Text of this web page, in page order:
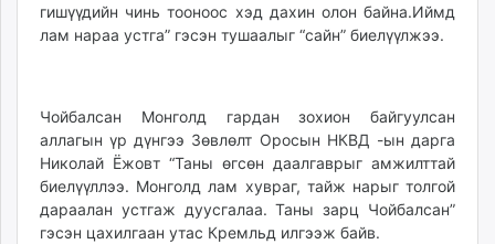
гишүүдийн чинь тооноос хэд дахин олон байна.Иймд
лам нараа устга” гэсэн тушаалыг “сайн” биелүүлжээ.
Чойбалсан Монголд гардан зохион байгуулсан
аллагын үр дүнгээ Зөвлөлт Оросын НКВД -ын дарга
Николай Ёжовт “Таны өгсөн даалгаврыг амжилттай
биелүүллээ. Монголд лам хувраг, тайж нарыг толгой
дараалан устгаж дуусгалаа. Таны зарц Чойбалсан”
гэсэн цахилгаан утас Кремльд илгээж байв.